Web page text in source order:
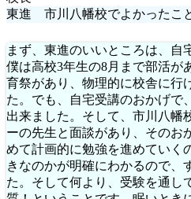
東進 市川八幡校でよかったこ
まず、東進のいいところは、自
僕は高校3年生の8月まで部活が
育祭があり、物理的に校舎に行
た。でも、自宅受講のおかげで
出来ました。そして、市川八幡
ーの先生と面談があり、そのお
めて計画的に勉強を進めていく
きなのかが明確にわかるので、
た。そして何より、受験を通し